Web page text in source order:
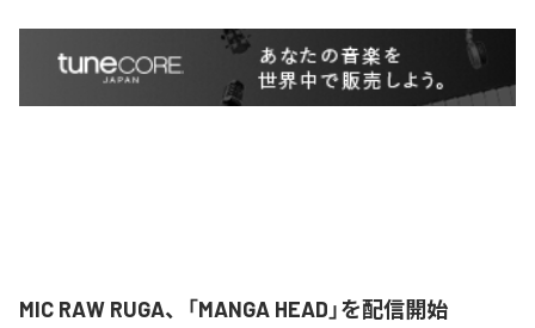
MIC RAW RUGA、「MANGA HEAD」を配信開始